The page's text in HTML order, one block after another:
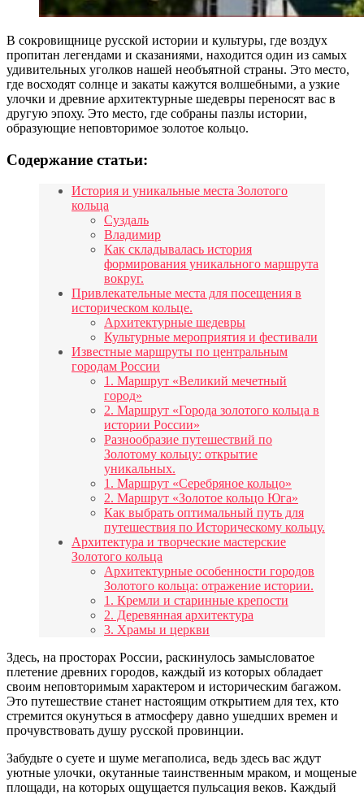
В сокровищнице русской истории и культуры, где воздух
пропитан легендами и сказаниями, находится один из самых
удивительных уголков нашей необъятной страны. Это место,
где восходят солнце и закаты кажутся волшебными, а узкие
улочки и древние архитектурные шедевры переносят вас в
другую эпоху. Это место, где собраны пазлы истории,
образующие неповторимое золотое кольцо.
Содержание статьи:
История и уникальные места Золотого
кольца
Суздаль
Владимир
Как складывалась история
формирования уникального маршрута
вокруг.
Привлекательные места для посещения в
историческом кольце.
Архитектурные шедевры
Культурные мероприятия и фестивали
Известные маршруты по центральным
городам России
1. Маршрут «Великий мечетный
город»
2. Маршрут «Города золотого кольца в
истории России»
Разнообразие путешествий по
Золотому кольцу: открытие
уникальных.
1. Маршрут «Серебряное кольцо»
2. Маршрут «Золотое кольцо Юга»
Как выбрать оптимальный путь для
путешествия по Историческому кольцу.
Архитектура и творческие мастерские
Золотого кольца
Архитектурные особенности городов
Золотого кольца: отражение истории.
1. Кремли и старинные крепости
2. Деревянная архитектура
3. Храмы и церкви
Здесь, на просторах России, раскинулось замысловатое
плетение древних городов, каждый из которых обладает
своим неповторимым характером и историческим багажом.
Это путешествие станет настоящим открытием для тех, кто
стремится окунуться в атмосферу давно ушедших времен и
прочувствовать душу русской провинции.
Забудьте о суете и шуме мегаполиса, ведь здесь вас ждут
уютные улочки, окутанные таинственным мраком, и мощеные
площади, на которых ощущается пульсация веков. Каждый